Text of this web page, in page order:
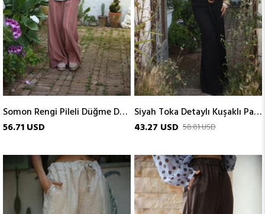
Somon Rengi Pileli Düğme Detaylı Soft Keten Pantolon
56.71 USD
Siyah Toka Detaylı Kuşaklı Pantolon
43.27 USD 58.81 USD